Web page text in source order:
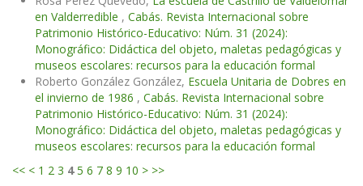
en Valderredible , Cabás. Revista Internacional sobre
Patrimonio Histórico-Educativo: Núm. 31 (2024):
Monográfico: Didáctica del objeto, maletas pedagógicas y
museos escolares: recursos para la educación formal
Roberto González González, Escuela Unitaria de Dobres en
el invierno de 1986 , Cabás. Revista Internacional sobre
Patrimonio Histórico-Educativo: Núm. 31 (2024):
Monográfico: Didáctica del objeto, maletas pedagógicas y
museos escolares: recursos para la educación formal
<< < 1 2 3 4 5 6 7 8 9 10 > >>